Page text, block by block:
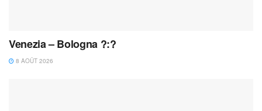
Venezia – Bologna ?:?
8 AOÛT 2026